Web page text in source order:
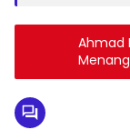
Ahmad